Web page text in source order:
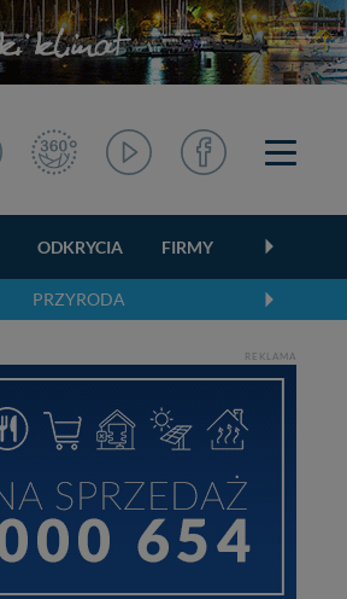
ODKRYCIA FIRMY
PRZYRODA
REKLAMA